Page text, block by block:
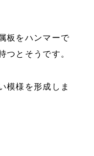
板をハンマーで
つとそうです。
模様を形成しま